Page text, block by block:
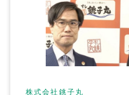
株式会社銚子丸